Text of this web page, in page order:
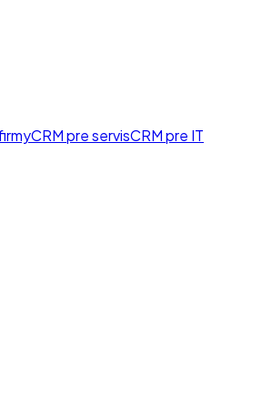
CRM pre servisCRM pre IT